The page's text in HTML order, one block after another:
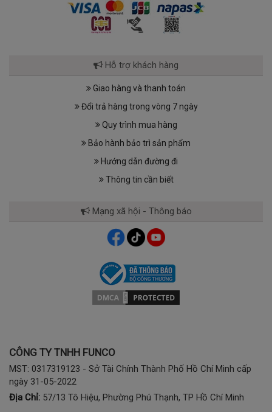
Hỗ trợ khách hàng
Giao hàng và thanh toán
Đổi trả hàng trong vòng 7 ngày
Quy trình mua hàng
Bảo hành bảo trì sản phẩm
Hướng dẫn đường đi
Thông tin cần biết
Mạng xã hội - Thông báo
CÔNG TY TNHH FUNCO
MST: 0317319123 - Sở Tài Chính Thành Phố Hồ Chí Minh cấp
ngày 31-05-2022
Địa Chỉ: 57/13 Tô Hiệu, Phường Phú Thạnh, TP Hồ Chí Minh